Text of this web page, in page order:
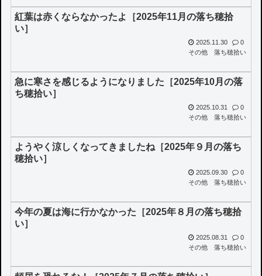
紅葉は赤くならなかったよ［2025年11月の落ち穂拾
い］
2025.11.30
0
その他
落ち穂拾い
急に寒さを感じるようになりました［2025年10月の落
ち穂拾い］
2025.10.31
0
その他
落ち穂拾い
ようやく涼しくなってきましたね［2025年９月の落ち
穂拾い］
2025.09.30
0
その他
落ち穂拾い
今年の夏は海に行かなかった［2025年８月の落ち穂拾
い］
2025.08.31
0
その他
落ち穂拾い